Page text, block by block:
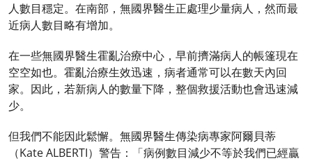
人數目穩定。在南部，無國界醫生正處理少量病人，然而最
近病人數目略有增加。
在一些無國界醫生霍亂治療中心，早前擠滿病人的帳篷現在
空空如也。霍亂治療生效迅速，病者通常可以在數天內回
家。因此，若新病人的數量下降，整個救援活動也會迅速減
少。
但我們不能因此鬆懈。無國界醫生傳染病專家阿爾貝蒂
（Kate ALBERTI）警告：「病例數目減少不等於我們已經贏